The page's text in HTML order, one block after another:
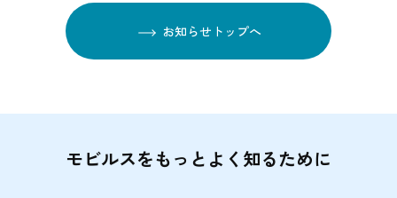
お知らせトップへ
モビルスをもっとよく知るために